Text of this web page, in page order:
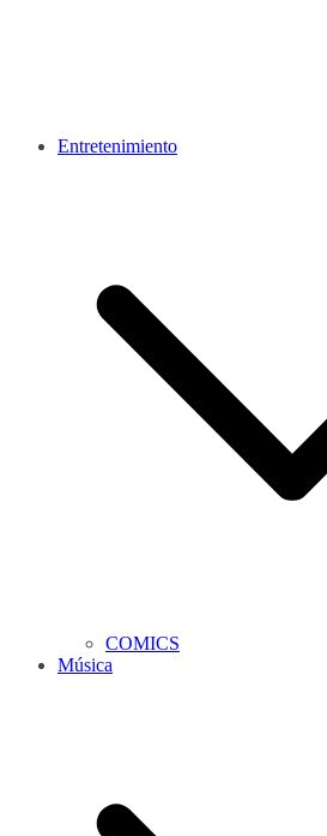
Entretenimiento
COMICS
Música